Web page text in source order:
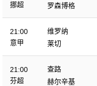
挪超
罗森博格
21:00
意甲
维罗纳
莱切
21:00
芬超
查路
赫尔辛基